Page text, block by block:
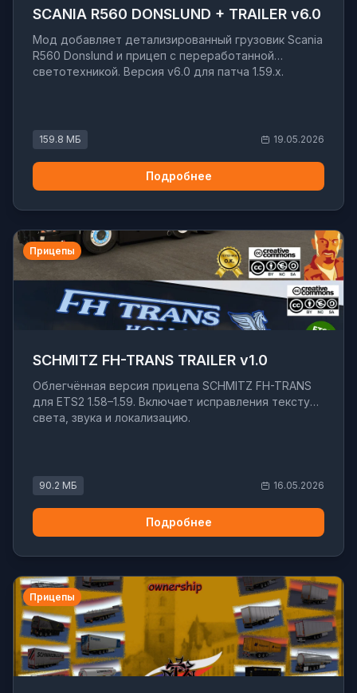
SCANIA R560 DONSLUND + TRAILER v6.0
Мод добавляет детализированный грузовик Scania
R560 Donslund и прицеп с переработанной
светотехникой. Версия v6.0 для патча 1.59.x.
159.8 МБ 19.05.2026
Подробнее
Прицепы
SCHMITZ FH-TRANS TRAILER v1.0
Облегчённая версия прицепа SCHMITZ FH-TRANS
для ETS2 1.58–1.59. Включает исправления текстур,
света, звука и локализацию.
90.2 МБ 16.05.2026
Подробнее
Прицепы